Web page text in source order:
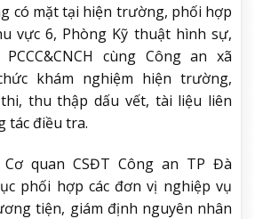
có mặt tại hiện trường, phối hợp
vực 6, Phòng Kỹ thuật hình sự,
cùng Công an xã
khám nghiệm hiện trường,
thu thập dấu vết, tài liệu liên
tác điều tra.
quan CSĐT Công an TP Đà
phối hợp các đơn vị nghiệp vụ
tiện, giám định nguyên nhân